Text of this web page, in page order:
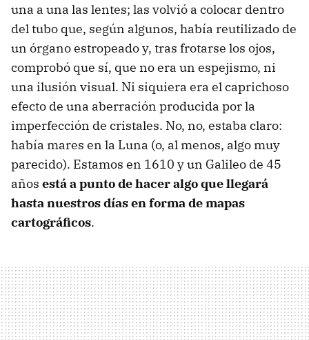
una a una las lentes; las volvió a colocar dentro
del tubo que, según algunos, había reutilizado de
un órgano estropeado y, tras frotarse los ojos,
comprobó que sí, que no era un espejismo, ni
una ilusión visual. Ni siquiera era el caprichoso
efecto de una aberración producida por la
imperfección de cristales. No, no, estaba claro:
había mares en la Luna (o, al menos, algo muy
parecido). Estamos en 1610 y un Galileo de 45
años está a punto de hacer algo que llegará
hasta nuestros días en forma de mapas
cartográficos.